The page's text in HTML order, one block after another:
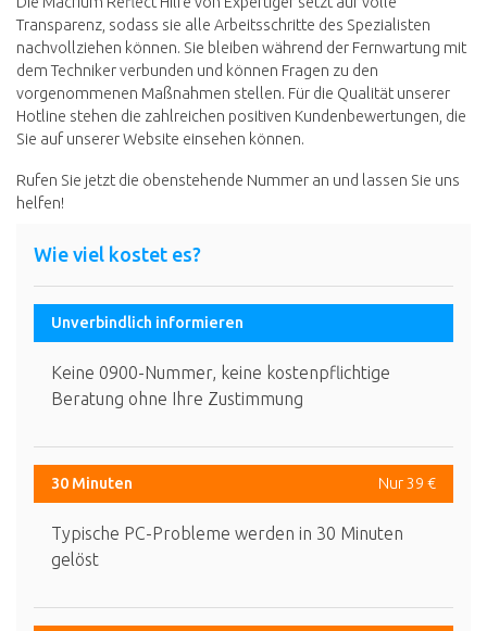
Transparenz, sodass sie alle Arbeitsschritte des Spezialisten
nachvollziehen können. Sie bleiben während der Fernwartung mit
dem Techniker verbunden und können Fragen zu den
vorgenommenen Maßnahmen stellen. Für die Qualität unserer
Hotline stehen die zahlreichen positiven Kundenbewertungen, die
Sie auf unserer Website einsehen können.
Rufen Sie jetzt die obenstehende Nummer an und lassen Sie uns
helfen!
Wie viel kostet es?
Unverbindlich informieren
Keine 0900-Nummer, keine kostenpflichtige
Beratung ohne Ihre Zustimmung
30 Minuten Nur 39 €
Typische PC-Probleme werden in 30 Minuten
gelöst